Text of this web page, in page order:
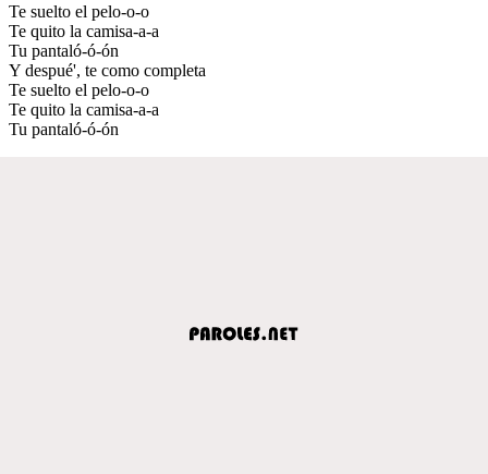
Te suelto el pelo-o-o
Te quito la camisa-a-a
Tu pantaló-ó-ón
Y despué', te como completa
Te suelto el pelo-o-o
Te quito la camisa-a-a
Tu pantaló-ó-ón